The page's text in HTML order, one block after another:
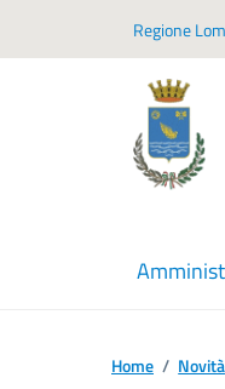
Regione
Home / Novità